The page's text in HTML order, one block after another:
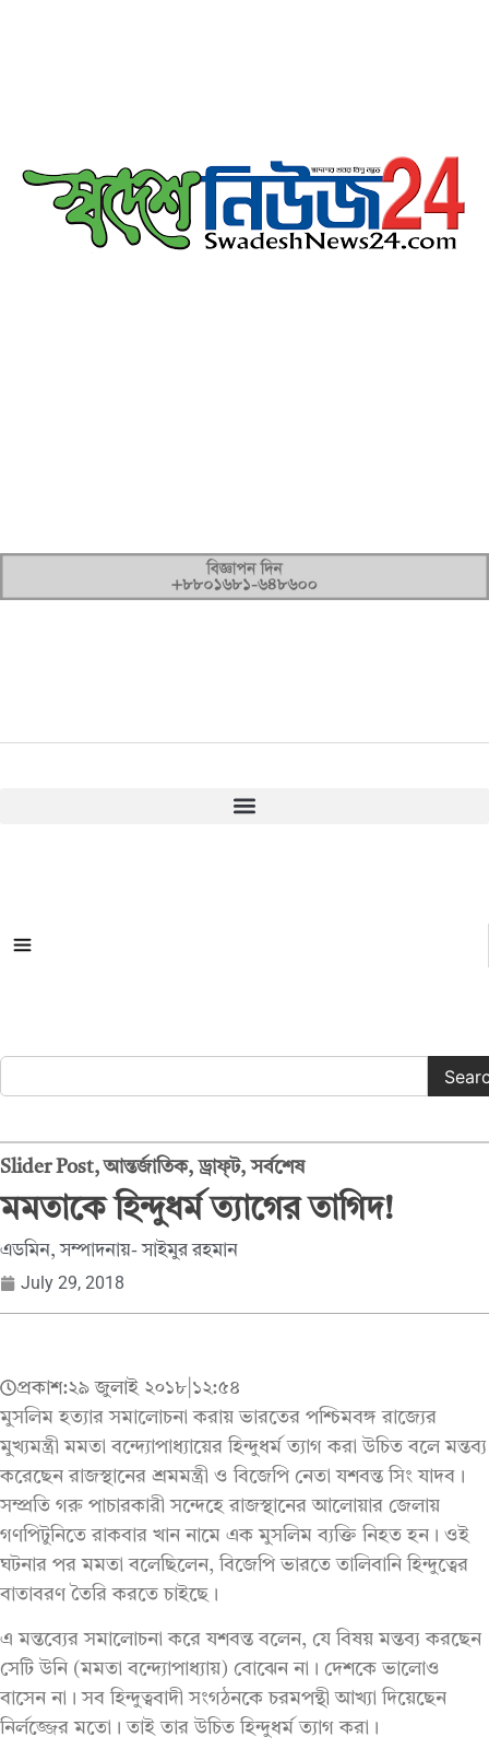
সকল ক্যাটাগরি
Slider Post,আন্তর্জাতিক,ড্রাফ্‌ট,সর্বশেষ
মমতাকে হিন্দুধর্ম ত্যাগের তাগিদ!
এডমিন, সম্পাদনায়- সাইমুর রহমান
July 29, 2018
প্রকাশ:২৯ জুলাই ২০১৮ ১২:৫৪
মুসলিম হত্যার সমালোচনা করায় ভারতের পশ্চিমবঙ্গ রাজ্যের
মুখ্যমন্ত্রী মমতা বন্দ্যোপাধ্যায়ের হিন্দুধর্ম ত্যাগ করা উচিত বলে মন্তব্য
করেছেন রাজস্থানের শ্রমমন্ত্রী ও বিজেপি নেতা যশবন্ত সিং যাদব।
সম্প্রতি গরু পাচারকারী সন্দেহে রাজস্থানের আলোয়ার জেলায়
গণপিটুনিতে রাকবার খান নামে এক মুসলিম ব্যক্তি নিহত হন। ওই
ঘটনার পর মমতা বলেছিলেন, বিজেপি ভারতে তালিবানি হিন্দুত্বের
বাতাবরণ তৈরি করতে চাইছে।
এ মন্তব্যের সমালোচনা করে যশবন্ত বলেন, যে বিষয় মন্তব্য করছেন
সেটি উনি (মমতা বন্দ্যোপাধ্যায়) বোঝেন না। দেশকে ভালোও
বাসেন না। সব হিন্দুত্ববাদী সংগঠনকে চরমপন্থী আখ্যা দিয়েছেন
নির্লজ্জের মতো। তাই তার উচিত হিন্দুধর্ম ত্যাগ করা।